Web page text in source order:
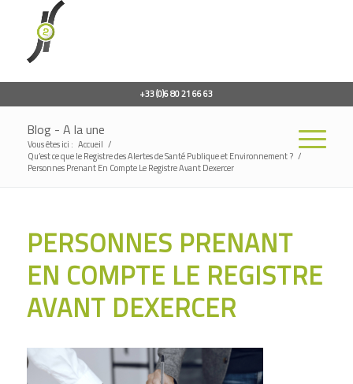
+33 (0)6 80 21 66 63
Blog - A la une
Vous êtes ici : Accueil /
Qu’est ce que le Registre des Alertes de Santé Publique et Environnement ? /
Personnes Prenant En Compte Le Registre Avant Dexercer
PERSONNES PRENANT
EN COMPTE LE REGISTRE
AVANT DEXERCER